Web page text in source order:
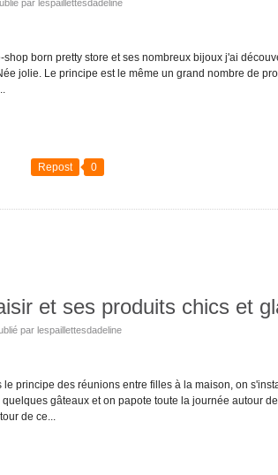
par lespaillettesdadeline
shop born pretty store et ses nombreux bijoux j'ai
jolie. Le principe est le même un grand nombre de
Repost 0
et ses produits chics et
par lespaillettesdadeline
le principe des réunions entre filles à la maison, on
gâteaux et on papote toute la journée autour
de ce...